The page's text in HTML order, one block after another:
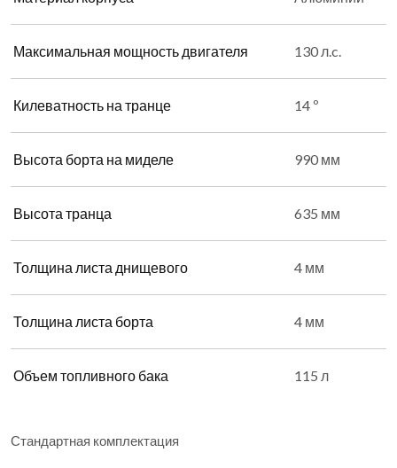
Максимальная мощность двигателя 130 л.c.
Килеватность на транце 14 º
Высота борта на миделе 990 мм
Высота транца 635 мм
Толщина листа днищевого 4 мм
Толщина листа борта 4 мм
Объем топливного бака 115 л
Стандартная комплектация